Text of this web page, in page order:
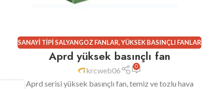
SANAYI TIPI SALYANGOZ FANLAR,YÜKSEK BASINÇLI FANLAR
Aprd yüksek basınçlı fan
krcweb06 0
Aprd serisi yüksek basınçlı fan, temiz ve tozlu hava